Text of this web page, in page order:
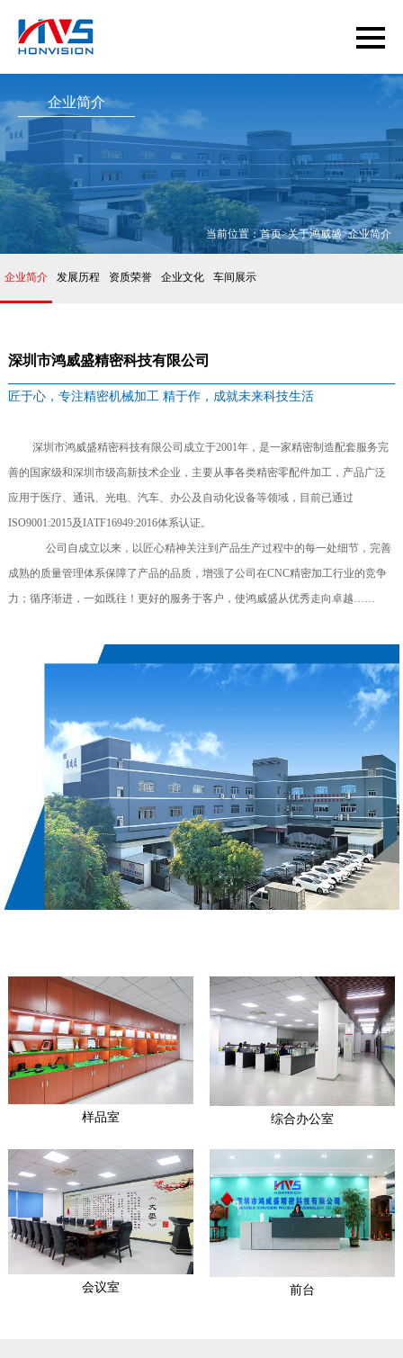
企业简介
当前位置：首页>关于鸿威盛>企业简介
企业简介 发展历程 资质荣誉 企业文化 车间展示
深圳市鸿威盛精密科技有限公司
匠于心，专注精密机械加工 精于作，成就未来科技生活
深圳市鸿威盛精密科技有限公司成立于2001年，是一家精密制造配套服务完
善的国家级和深圳市级高新技术企业，主要从事各类精密零配件加工，产品广泛
应用于医疗、通讯、光电、汽车、办公及自动化设备等领域，目前已通过
ISO9001:2015及IATF16949:2016体系认证。
公司自成立以来，以匠心精神关注到产品生产过程中的每一处细节，完善
成熟的质量管理体系保障了产品的品质，增强了公司在CNC精密加工行业的竞争
力；循序渐进，一如既往！更好的服务于客户，使鸿威盛从优秀走向卓越……
样品室 综合办公室
会议室 前台